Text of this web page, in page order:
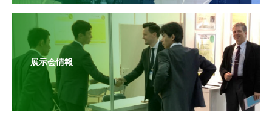
展示会情報